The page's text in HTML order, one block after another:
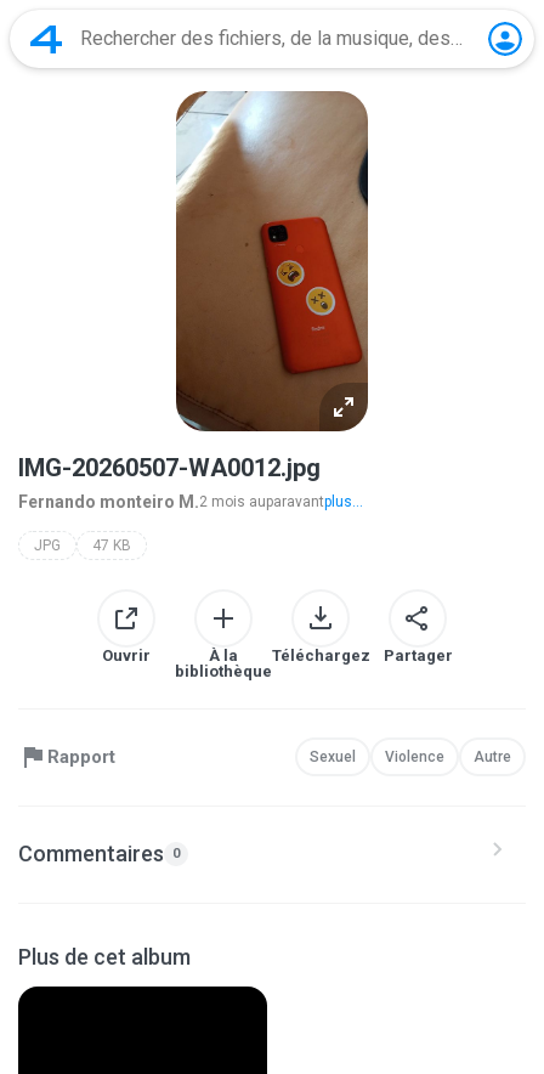
IMG-20260507-WA0012.jpg
Fernando monteiro M.2 mois auparavantplus...
JPG 47 KB
Ouvrir
À la
bibliothèque
Téléchargez Partager
Rapport Sexuel Violence Autre
Commentaires 0
Plus de cet album